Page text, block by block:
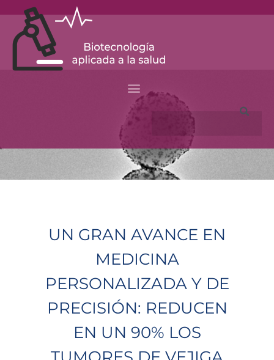
content
Search
UN GRAN AVANCE EN
MEDICINA
PERSONALIZADA Y DE
PRECISIÓN: REDUCEN
EN UN 90% LOS